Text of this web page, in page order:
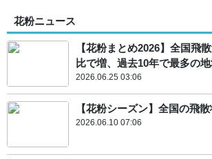
花粉ニュース
【花粉まとめ2026】全国飛
比で増、過去10年で最多の
2026.06.25 03:06
【花粉シーズン】全国の飛
2026.06.10 07:06